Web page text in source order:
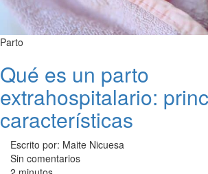
Parto
Qué es un parto
extrahospitalario:
características
Escrito por: Maite Nicuesa
Sin comentarios